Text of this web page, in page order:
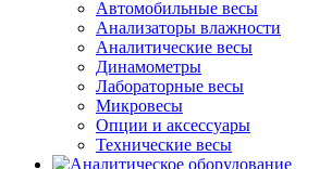
Автомобильные весы
Анализаторы влажности
Аналитические весы
Динамометры
Лабораторные весы
Микровесы
Опции и аксессуары
Технические весы